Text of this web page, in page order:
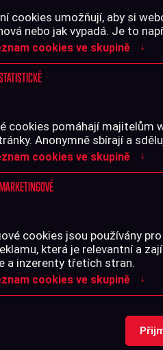
cookies umožňují, aby si
nebo jak vypadá. Je to
cookies ve skupině ↓
cookies pomáhají majitelům
Anonymně sbírají a
cookies ve skupině ↓
cookies jsou používány
která je relevantní a
a inzerenty třetích stran.
cookies ve skupině ↓